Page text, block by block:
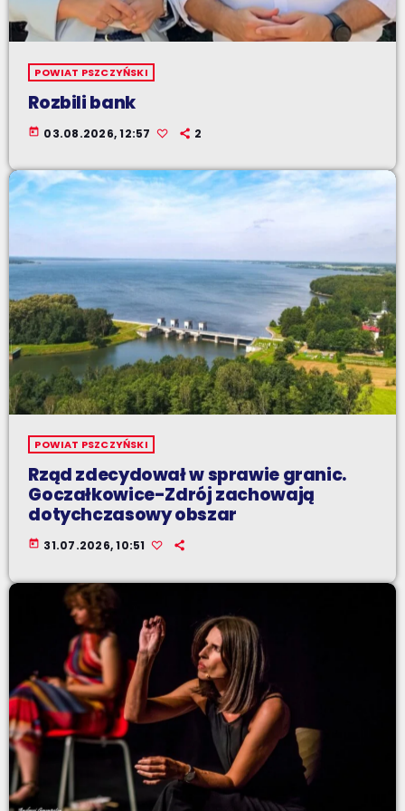
POWIAT PSZCZYŃSKI
Rozbili bank
today 03.08.2026, 12:57 2
POWIAT PSZCZYŃSKI
Rząd zdecydował w sprawie granic.
Goczałkowice-Zdrój zachowają
dotychczasowy obszar
today 31.07.2026, 10:51